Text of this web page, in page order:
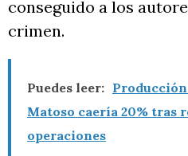
conseguido a los
crimen.
Puedes leer:
Matoso caería 20% tras
operaciones